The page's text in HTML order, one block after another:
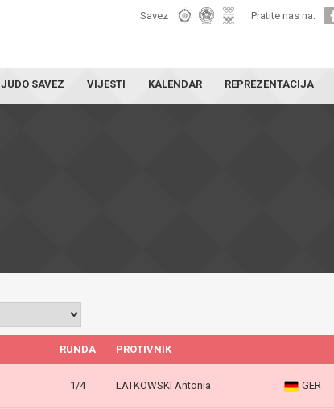
Savez Pratite nas na:
JUDO SAVEZ VIJESTI KALENDAR REPREZENTACIJA
RUNDA PROTIVNIK
1/4 LATKOWSKI Antonia GER